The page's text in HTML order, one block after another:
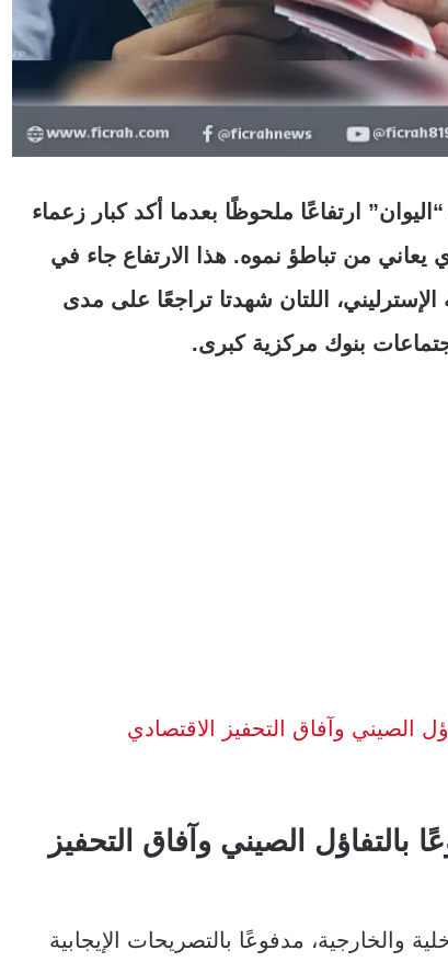
ارتفاعًا ملحوظًا بعدما أكد كبار زعماء
يعاني من تباطؤ نموه. هذا الارتفاع جاء في
الإسترليني، اللتان شهدتا تراجعًا على مدى
بنوك مركزية كبرى.
الصيني وآفاق التحفيز الاقتصادي
بالتفاؤل الصيني وآفاق التحفيز
الأسواق الداخلية والخارجية، مدفوعًا بالتصريحات الإيجابية